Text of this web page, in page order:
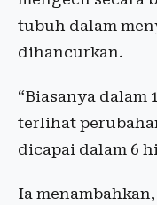
tubuh dalam
dihancurkan.
“Biasanya dalam
terlihat
dicapai dalam 6
Ia